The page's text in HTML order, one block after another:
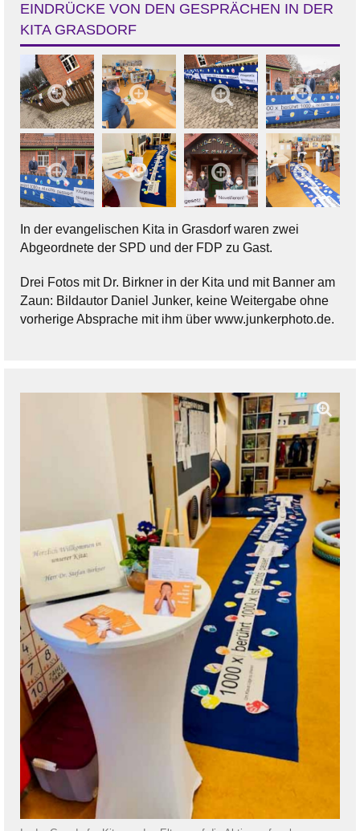
EINDRÜCKE VON DEN GESPRÄCHEN IN DER
KITA GRASDORF
In der evangelischen Kita in Grasdorf waren zwei
Abgeordnete der SPD und der FDP zu Gast.
Drei Fotos mit Dr. Birkner in der Kita und mit Banner am
Zaun: Bildautor Daniel Junker, keine Weitergabe ohne
vorherige Absprache mit ihm über www.junkerphoto.de.